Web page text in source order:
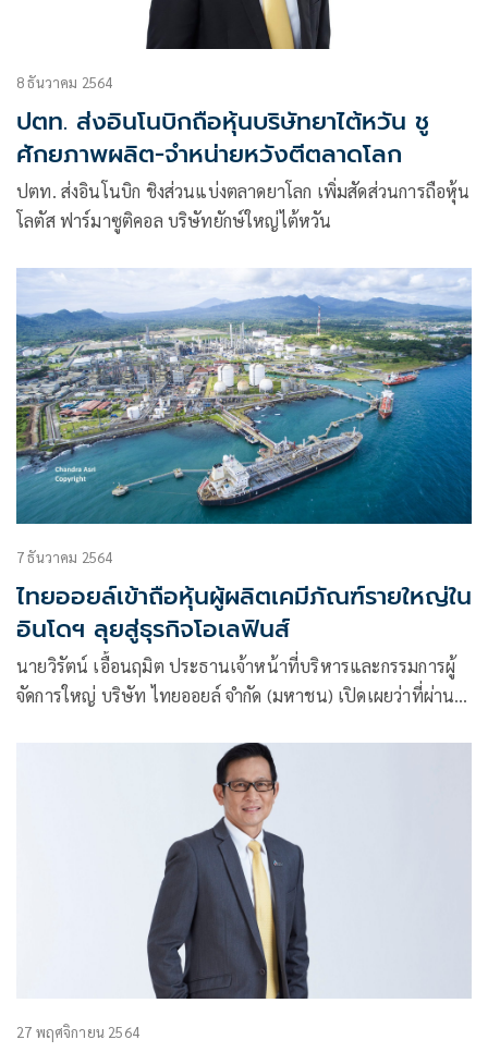
8 ธันวาคม 2564
ปตท. ส่งอินโนบิกถือหุ้นบริษัทยาไต้หวัน ชู
ศักยภาพผลิต-จำหน่ายหวังตีตลาดโลก
ปตท. ส่งอินโนบิก ชิงส่วนแบ่งตลาดยาโลก เพิ่มสัดส่วนการถือหุ้น
โลตัส ฟาร์มาซูติคอล บริษัทยักษ์ใหญ่ไต้หวัน
7 ธันวาคม 2564
ไทยออยล์เข้าถือหุ้นผู้ผลิตเคมีภัณฑ์รายใหญ่ใน
อินโดฯ ลุยสู่ธุรกิจโอเลฟินส์
นายวิรัตน์ เอื้อนฤมิต ประธานเจ้าหน้าที่บริหารและกรรมการผู้
จัดการใหญ่ บริษัท ไทยออยล์ จำกัด (มหาชน) เปิดเผยว่าที่ผ่าน
โดยอาศัยรากฐานที่มั่นคงจากธุรกิจหลัก โดย บริษัทฯ ได้ตั้งเป้า
หมายเพิ่มการลงทุนในธุรกิจไฟฟ้าที่เป็นพลังงานทดแทน
27 พฤศจิกายน 2564